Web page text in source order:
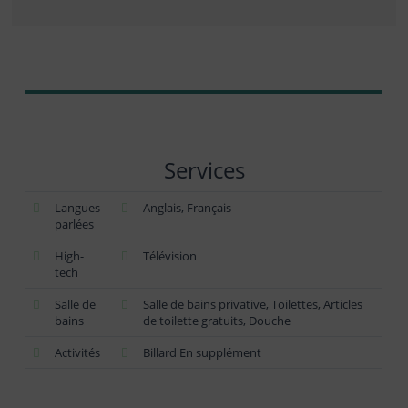
Services
Langues
parlées
Anglais, Français
High-
tech
Télévision
Salle de
bains
Salle de bains privative, Toilettes, Articles
de toilette gratuits, Douche
Activités
Billard En supplément